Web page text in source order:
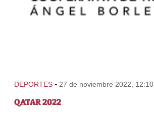
DEPORTES - 27 de noviembre 2022, 12:10
QATAR 2022